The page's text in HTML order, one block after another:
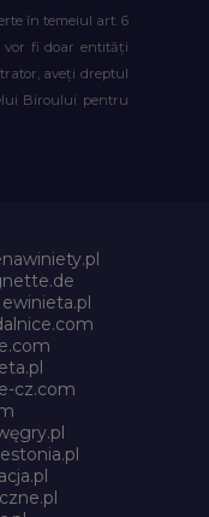
în temeiul art. 6
vor fi doar entități
aveți dreptul
Biroului pentru
ewinieta.pl
cz.com